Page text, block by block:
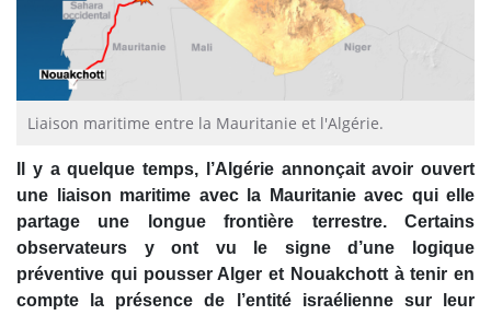
Liaison maritime entre la Mauritanie et l'Algérie.
Il y a quelque temps, l’Algérie annonçait avoir ouvert
une liaison maritime avec la Mauritanie avec qui elle
partage une longue frontière terrestre. Certains
observateurs y ont vu le signe d’une logique
préventive qui pousser Alger et Nouakchott à tenir en
compte la présence de l’entité israélienne sur leur